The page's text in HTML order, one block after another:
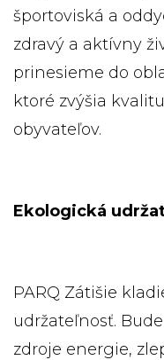
športoviská a
zdravý a aktívny
prinesieme do
ktoré zvýšia
obyvateľov.
Ekologická
PARQ Zátišie
udržateľnosť.
zdroje energie,